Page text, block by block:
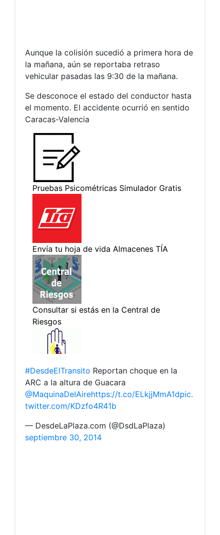
Aunque la colisión sucedió a primera hora de
la mañana, aún se reportaba retraso
vehicular pasadas las 9:30 de la mañana.
Se desconoce el estado del conductor hasta
el momento. El accidente ocurrió en sentido
Caracas-Valencia
#DesdeElTransito Reportan choque en la
ARC a la altura de Guacara
@MaquinaDelAirehttps://t.co/ELkjjMmA1dpic.
twitter.com/KDzfo4R41b
— DesdeLaPlaza.com (@DsdLaPlaza)
septiembre 30, 2014